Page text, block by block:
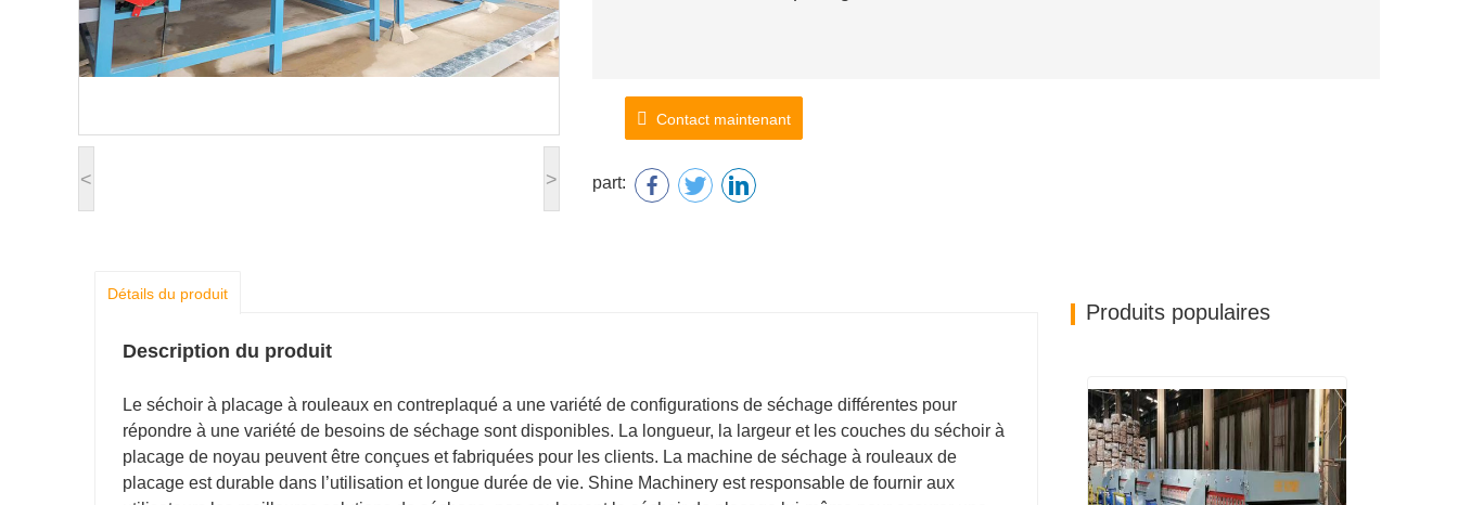
< >
Contact maintenant
part:
Détails du produit
Description du produit
Le séchoir à placage à rouleaux en contreplaqué a une variété de configurations de séchage différentes pour
répondre à une variété de besoins de séchage sont disponibles. La longueur, la largeur et les couches du séchoir à
placage de noyau peuvent être conçues et fabriquées pour les clients. La machine de séchage à rouleaux de
placage est durable dans l’utilisation et longue durée de vie. Shine Machinery est responsable de fournir aux
Produits populaires